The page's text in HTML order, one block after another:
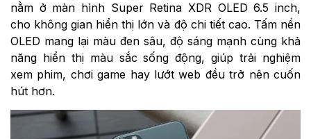
nằm ở màn hình Super Retina XDR OLED 6.5 inch,
cho không gian hiển thị lớn và độ chi tiết cao. Tấm nền
OLED mang lại màu đen sâu, độ sáng mạnh cùng khả
năng hiển thị màu sắc sống động, giúp trải nghiệm
xem phim, chơi game hay lướt web đều trở nên cuốn
hút hơn.